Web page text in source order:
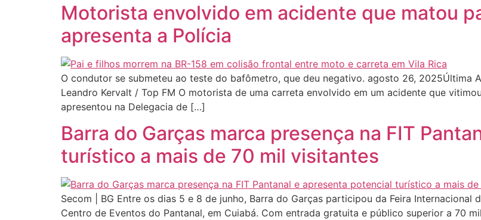
Motorista envolvido em acidente que matou
apresenta a Polícia
O condutor se submeteu ao teste do bafômetro, que deu negativo. agosto 26, 2025Última
Leandro Kervalt / Top FM O motorista de uma carreta envolvido em um acidente que
apresentou na Delegacia de […]
Barra do Garças marca presença na FIT
turístico a mais de 70 mil visitantes
Secom | BG Entre os dias 5 e 8 de junho, Barra do Garças participou da Feira Internacional
Centro de Eventos do Pantanal, em Cuiabá. Com entrada gratuita e público superior a 70